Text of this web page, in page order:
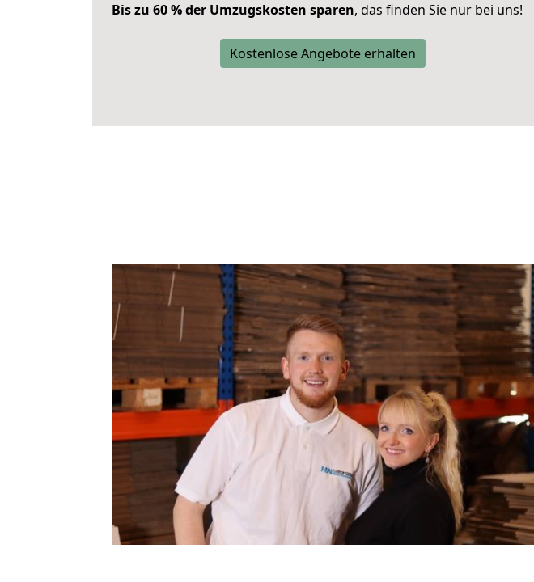
Bis zu 60 % der Umzugskosten sparen, das finden Sie nur bei uns!
Kostenlose Angebote erhalten